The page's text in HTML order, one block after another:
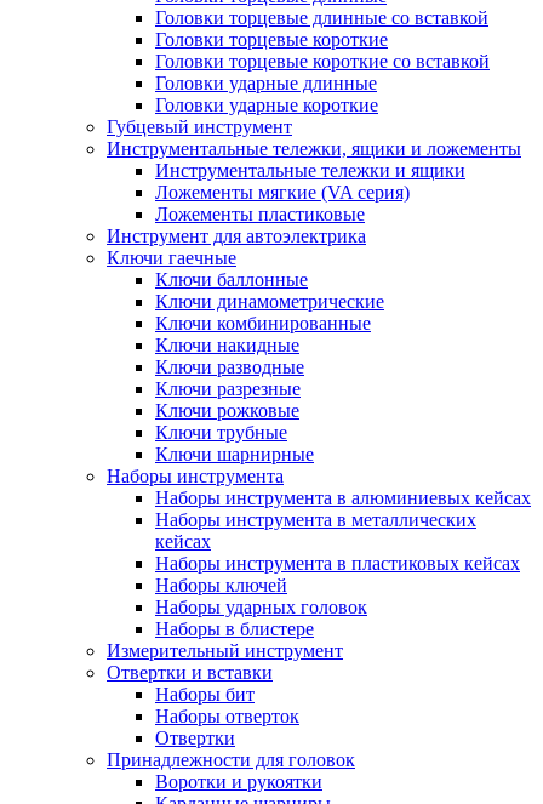
Головки торцевые длинные со вставкой
Головки торцевые короткие
Головки торцевые короткие со вставкой
Головки ударные длинные
Головки ударные короткие
Губцевый инструмент
Инструментальные тележки, ящики и ложементы
Инструментальные тележки и ящики
Ложементы мягкие (VA серия)
Ложементы пластиковые
Инструмент для автоэлектрика
Ключи гаечные
Ключи баллонные
Ключи динамометрические
Ключи комбинированные
Ключи накидные
Ключи разводные
Ключи разрезные
Ключи рожковые
Ключи трубные
Ключи шарнирные
Наборы инструмента
Наборы инструмента в алюминиевых кейсах
Наборы инструмента в металлических
кейсах
Наборы инструмента в пластиковых кейсах
Наборы ключей
Наборы ударных головок
Наборы в блистере
Измерительный инструмент
Отвертки и вставки
Наборы бит
Наборы отверток
Отвертки
Принадлежности для головок
Воротки и рукоятки